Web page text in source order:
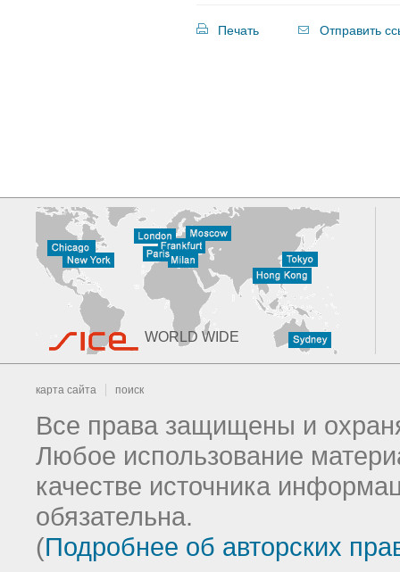
Печать Отправить
WORLD WIDE
карта сайта поиск
Все права защищены и
Любое использование
качестве источника
обязательна.
(Подробнее об авторских